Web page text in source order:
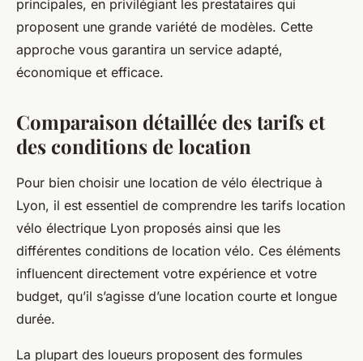
principales, en privilégiant les prestataires qui
proposent une grande variété de modèles. Cette
approche vous garantira un service adapté,
économique et efficace.
Comparaison détaillée des tarifs et
des conditions de location
Pour bien choisir une location de vélo électrique à
Lyon, il est essentiel de comprendre les tarifs location
vélo électrique Lyon proposés ainsi que les
différentes conditions de location vélo. Ces éléments
influencent directement votre expérience et votre
budget, qu’il s’agisse d’une location courte et longue
durée.
La plupart des loueurs proposent des formules